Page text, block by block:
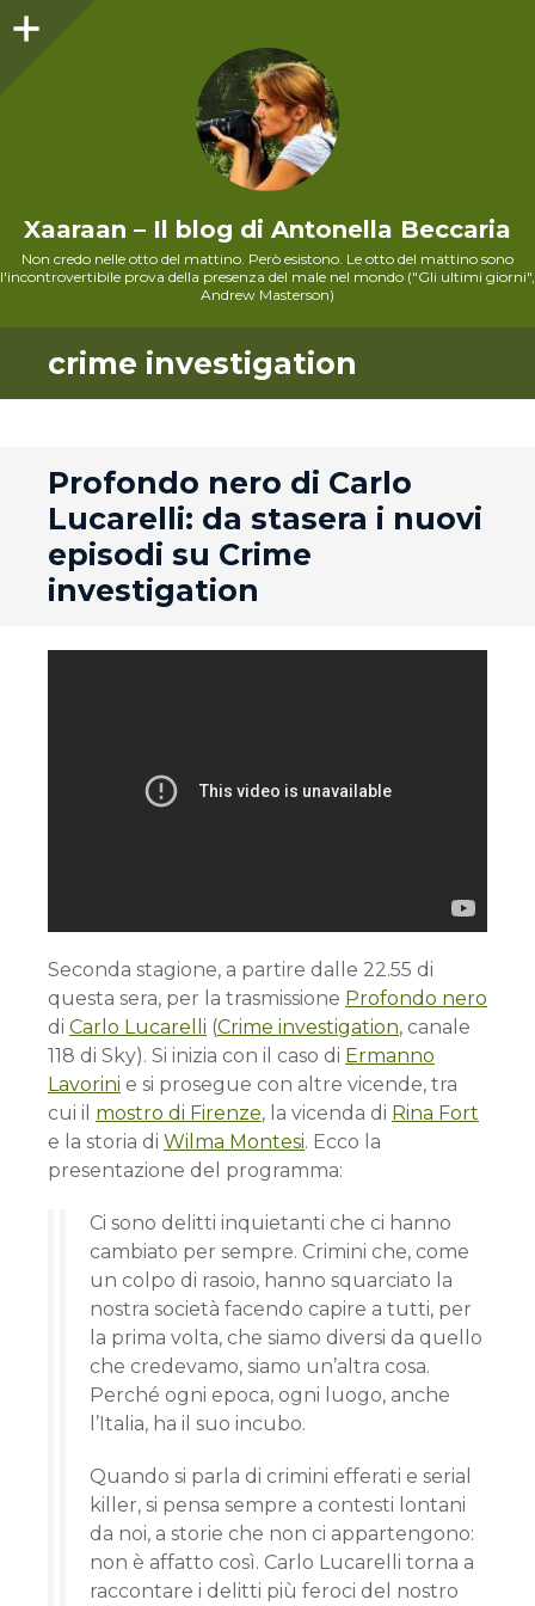
Xaaraan – Il blog di Antonella Beccaria
Non credo nelle otto del mattino. Però esistono. Le otto del mattino sono
l'incontrovertibile prova della presenza del male nel mondo ("Gli ultimi giorni",
Andrew Masterson)
crime investigation
Profondo nero di Carlo
Lucarelli: da stasera i nuovi
episodi su Crime
investigation
Seconda stagione, a partire dalle 22.55 di
questa sera, per la trasmissione Profondo nero
di Carlo Lucarelli (Crime investigation, canale
118 di Sky). Si inizia con il caso di Ermanno
Lavorini e si prosegue con altre vicende, tra
cui il mostro di Firenze, la vicenda di Rina Fort
e la storia di Wilma Montesi. Ecco la
presentazione del programma:
Ci sono delitti inquietanti che ci hanno
cambiato per sempre. Crimini che, come
un colpo di rasoio, hanno squarciato la
nostra società facendo capire a tutti, per
la prima volta, che siamo diversi da quello
che credevamo, siamo un’altra cosa.
Perché ogni epoca, ogni luogo, anche
l’Italia, ha il suo incubo.
Quando si parla di crimini efferati e serial
killer, si pensa sempre a contesti lontani
da noi, a storie che non ci appartengono:
non è affatto così. Carlo Lucarelli torna a
raccontare i delitti più feroci del nostro